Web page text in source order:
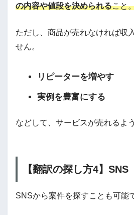
の内容や値段を決められること
ただし、商品が売れなければ収
せん。
リピーターを増やす
実例を豊富にする
などして、サービスが売れるよ
【翻訳の探し方4】SNS
SNSから案件を探すことも可能